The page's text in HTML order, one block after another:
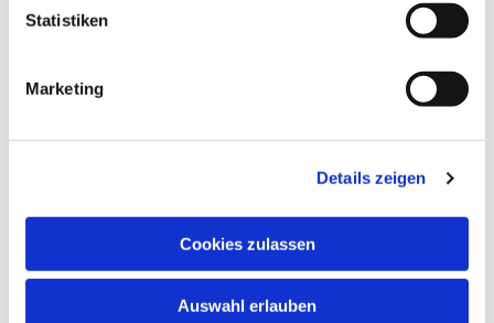
Statistiken
Marketing
Details zeigen
Cookies zulassen
Auswahl erlauben